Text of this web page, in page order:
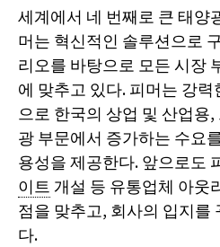
세계에서 네 번째로 큰 태양
머는 혁신적인 솔루션으로
리오를 바탕으로 모든 시장
에 맞추고 있다. 피머는 강
으로 한국의 상업 및 산업용
광 부문에서 증가하는 수요
용성을 제공한다. 앞으로도
이트 개설 등 유통업체 아웃
점을 맞추고, 회사의 입지를
다.